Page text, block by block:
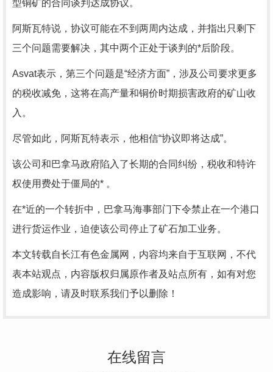
型铜矿的合同谈判达成协议。
阿斯瓦特说，协议可能在不到两周内达成，并指出只剩下
三个问题需要解决，其中两个正处于谈判的*后阶段。
Asvat表示，第三个问题是“经济方面”，涉及公司要求更多
的税收减免，这将在高产量和铜价时期损害政府的矿山收
入。
尽管如此，阿斯瓦特表示，他相信“协议即将达成”。
该公司和巴拿马政府陷入了长期的合同纠纷，税收和特许
权使用费处于僵局的* 。
在*近的一个转折中，巴拿马海事部门下令禁止在一个港口
进行货运作业，迫使该公司停止了矿石加工业务。
本文转载自长江有色金属网，内容均来自于互联网，不代
表本站观点，内容版权归属原作者及站点所有，如有对您
造成影响，请及时联系我们予以删除！
在线留言